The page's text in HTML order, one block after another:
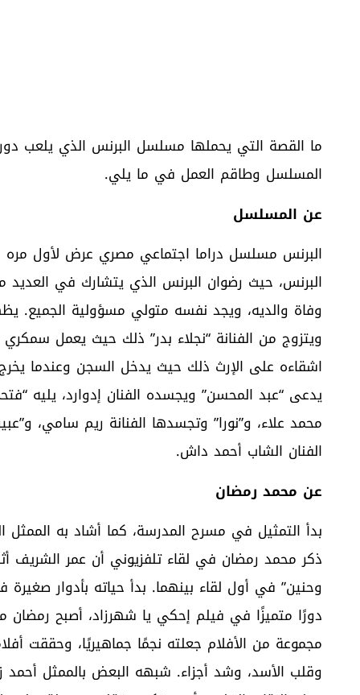
ما القصة التي يحملها مسلسل البرنس الذي يلعب
المسلسل وطاقم العمل في ما يلي.
عن المسلسل
البرنس، حيث رضوان البرنس الذي يتشارك في العديد
وفاة والديه، ويجد نفسه متولي مسؤولية
اشقاءه على الإرث ذلك حيث يدخل السجن وعندما
يدعى “عبد المحسن” ويجسده الفنان إدوارد، يليه
محمد علاء، و”نورا” وتجسدها الفنانة ريم سامي،
الفنان الشاب أحمد داش.
عن محمد رمضان
بدأ التمثيل في مسرح المدرسة، كما أشاد به
ذكر محمد رمضان في لقاء تلفزيوني أن عمر
وحنين” في أول لقاء بينهما. بدأ حياته بأدوار
دورًا متميزًا في فيلم إحكي يا شهرزاد، أصبح
مجموعة من الأفلام جعلته نجمًا جماهيريًا، وحققت